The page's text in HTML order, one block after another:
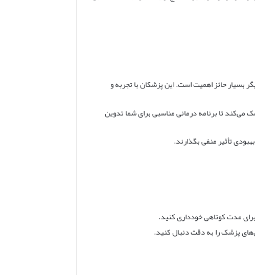
حائز اهمیت است. این پزشکان با تجربه و
می‌کند تا برنامه درمانی مناسبی برای شما تدوین
تأثیر منفی بگذارند.
مدت کوتاهی خودداری کنید.
پزشک را به دقت دنبال کنید.